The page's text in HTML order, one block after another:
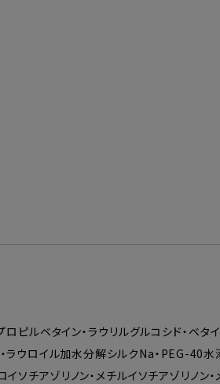
ルベタイン・ラウリルグルコシド・ベタイ
ウロイル加水分解シルクNa・PEG-40水
ソチアゾリノン・メチルイソチアゾリノン